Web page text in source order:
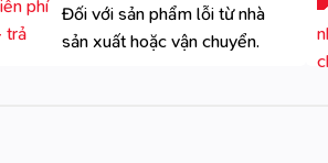
Đối với sản phẩm lỗi từ nhà
sản xuất hoặc vận chuyển.